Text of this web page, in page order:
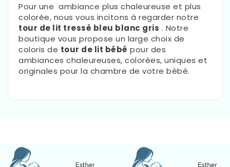
Pour une ambiance plus chaleureuse et plus
colorée, nous vous incitons à regarder notre
tour de lit tressé bleu blanc gris . Notre
boutique vous propose un large choix de
coloris de tour de lit bébé pour des
ambiances chaleureuses, colorées, uniques et
originales pour la chambre de votre bébé.